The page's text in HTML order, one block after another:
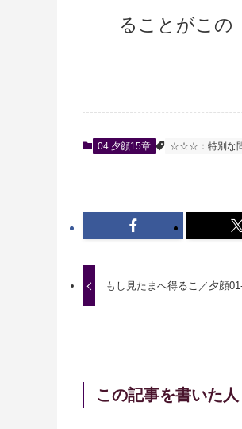
ることがこの
04 夕顔15章 ☆☆☆：特別な
もし見たまへ得るこ／夕顔
この記事を書いた人